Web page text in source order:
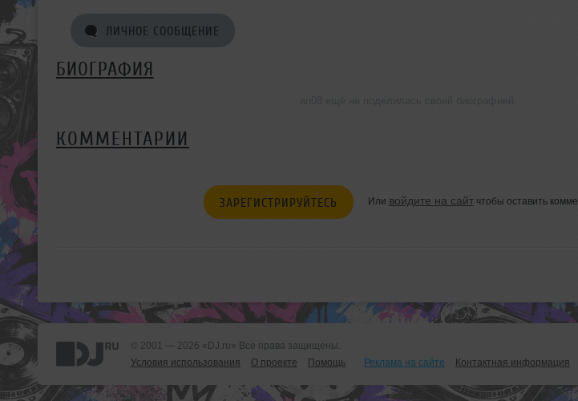
ЛИЧНОЕ СООБЩЕНИЕ
БИОГРАФИЯ
КОММЕНТАРИИ
ЗАРЕГИСТРИРУЙТЕСЬ Или войдите на сайтчтобы оставить
© 2001 — 2026 «DJ.ru» Все права защищены.
Условия использования
О проекте Помощь Реклама на сайте Контактная информация